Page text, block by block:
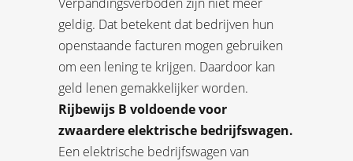
geldig. Dat betekent dat bedrijven hun
openstaande facturen mogen gebruiken
om een lening te krijgen. Daardoor kan
geld lenen gemakkelijker worden.
Rijbewijs B voldoende voor
zwaardere elektrische bedrijfswagen.
Een elektrische bedrijfswagen van